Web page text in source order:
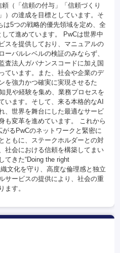
（「信頼の付与」「信頼づくり
）の達成を目標としています。そ
は5つの戦略的優先領域を定め、全
て進めています。 PwCは世界中
スを提供しており、マニュアルの
バルレベルの検証のみならず、
査法人ガバナンスコードに加え国
ています。また、社会や企業のデ
を強力かつ確実に実現させるた
見や経験を集め、業務プロセスを
います。そして、来る本格的なAI
、世界を舞台にした最適なサービ
も変革を進めています。 これから
るPwCのネットワークと緊密に
ともに、ステークホルダーとの対
社会における信頼を構築してまい
てきた“Doing the right
文化を守り、高度な倫理感と独立
サービスの提供により、社会の重
ます。